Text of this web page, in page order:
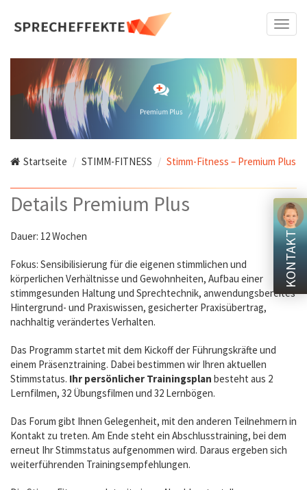
zum
Inhalt
Startseite STIMM-FITNESS Stimm-Fitness – Premium Plus
KONTAKT
Details Premium Plus
Dauer: 12 Wochen
Fokus: Sensibilisierung für die eigenen stimmlichen und
körperlichen Verhältnisse und Gewohnheiten, Aufbau einer
stimmgesunden Haltung und Sprechtechnik, anwendungsbereites
Hintergrund- und Praxiswissen, gesicherter Praxisübertrag,
nachhaltig verändertes Verhalten.
Das Programm startet mit dem Kickoff der Führungskräfte und
einem Präsenztraining. Dabei bestimmen wir Ihren aktuellen
Stimmstatus. Ihr persönlicher Trainingsplan besteht aus 2
Lernfilmen, 32 Übungsfilmen und 32 Lernbögen.
Das Forum gibt Ihnen Gelegenheit, mit den anderen Teilnehmern in
Kontakt zu treten. Am Ende steht ein Abschlusstraining, bei dem
erneut Ihr Stimmstatus aufgenommen wird. Daraus ergeben sich
weiterführenden Trainingsempfehlungen.